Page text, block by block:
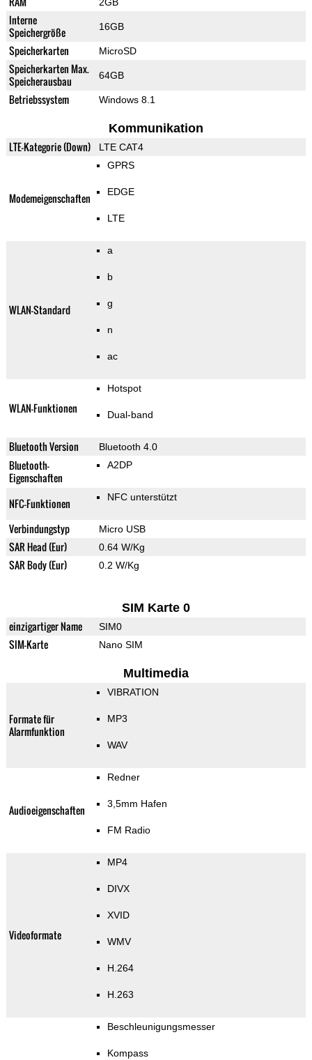
Interne
Speichergröße
16GB
Speicherkarten MicroSD
Speicherkarten Max.
Speicherausbau
64GB
Betriebssystem Windows 8.1
Kommunikation
LTE-Kategorie (Down) LTE CAT4
Modemeigenschaften
GPRS
EDGE
LTE
WLAN-Standard
a
b
g
n
ac
WLAN-Funktionen
Hotspot
Dual-band
Bluetooth Version Bluetooth 4.0
Bluetooth-
Eigenschaften
A2DP
NFC-Funktionen NFC unterstützt
Verbindungstyp Micro USB
SAR Head (Eur) 0.64 W/Kg
SAR Body (Eur) 0.2 W/Kg
SIM Karte 0
einzigartiger Name SIM0
SIM-Karte Nano SIM
Multimedia
Formate für
Alarmfunktion
VIBRATION
MP3
WAV
Audioeigenschaften
Redner
3,5mm Hafen
FM Radio
Videoformate
MP4
DIVX
XVID
WMV
H.264
H.263
Beschleunigungsmesser
Kompass